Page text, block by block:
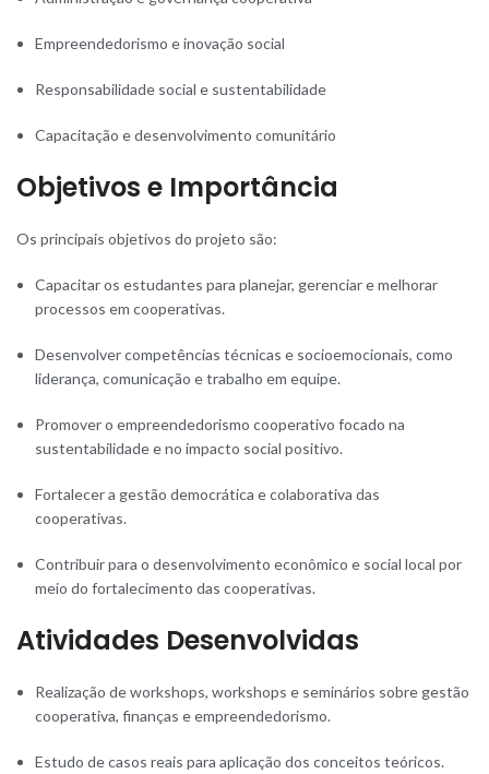
Empreendedorismo e inovação social
Responsabilidade social e sustentabilidade
Capacitação e desenvolvimento comunitário
Objetivos e Importância
Os principais objetivos do projeto são:
Capacitar os estudantes para planejar, gerenciar e melhorar
processos em cooperativas.
Desenvolver competências técnicas e socioemocionais, como
liderança, comunicação e trabalho em equipe.
Promover o empreendedorismo cooperativo focado na
sustentabilidade e no impacto social positivo.
Fortalecer a gestão democrática e colaborativa das
cooperativas.
Contribuir para o desenvolvimento econômico e social local por
meio do fortalecimento das cooperativas.
Atividades Desenvolvidas
Realização de workshops, workshops e seminários sobre gestão
cooperativa, finanças e empreendedorismo.
Estudo de casos reais para aplicação dos conceitos teóricos.